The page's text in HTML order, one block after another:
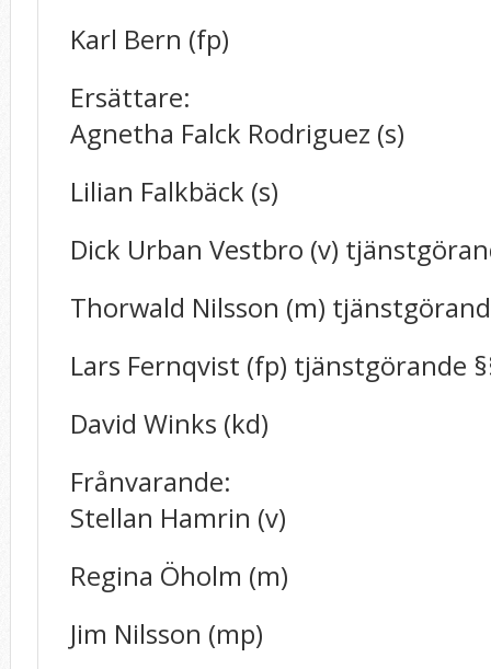
Karl Bern (fp)
Ersättare:
Agnetha Falck Rodriguez (s)
Lilian Falkbäck (s)
Dick Urban Vestbro (v)
Thorwald Nilsson (m)
Lars Fernqvist (fp) tjänstgörande
David Winks (kd)
Frånvarande:
Stellan Hamrin (v)
Regina Öholm (m)
Jim Nilsson (mp)